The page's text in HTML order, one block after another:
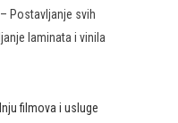
Postavljanje svih
laminata i vinila
filmova i usluge